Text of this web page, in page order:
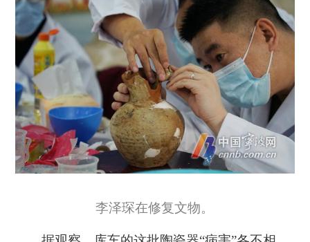
李泽琛在修复文物。